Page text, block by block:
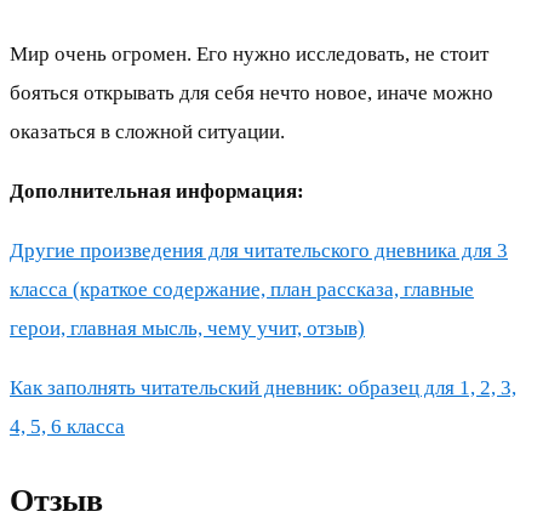
Мир очень огромен. Его нужно исследовать, не стоит
бояться открывать для себя нечто новое, иначе можно
оказаться в сложной ситуации.
Дополнительная информация:
Другие произведения для читательского дневника для 3
класса (краткое содержание, план рассказа, главные
герои, главная мысль, чему учит, отзыв)
Как заполнять читательский дневник: образец для 1, 2, 3,
4, 5, 6 класса
Отзыв